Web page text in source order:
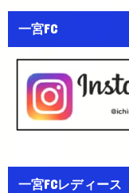
一宮FC
一宮FCレディース